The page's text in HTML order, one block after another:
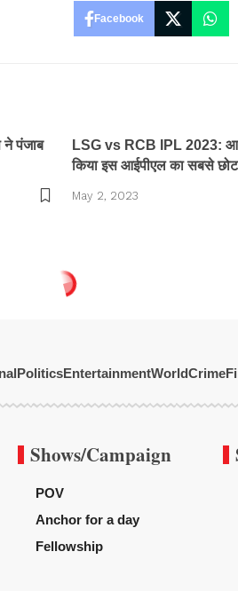
Facebook
पंजाब
LSG vs RCB IPL 2023:
किया इस आईपीएल का सबसे
May 2, 2023
PoliticsEntertainmentWorldCrime
Shows/Campaign
POV
Anchor for a day
Fellowship